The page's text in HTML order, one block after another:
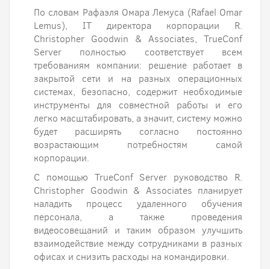
По словам Рафаэля Омара Лемуса (Rafael Omar
Lemus), IT директора корпорации R.
Christopher Goodwin & Associates, TrueConf
Server полностью соответствует всем
требованиям компании: решение работает в
закрытой сети и на разных операционных
системах, безопасно, содержит необходимые
инструменты для совместной работы и его
легко масштабировать, а значит, систему можно
будет расширять согласно постоянно
возрастающим потребностям самой
корпорации.
С помощью TrueConf Server руководство R.
Christopher Goodwin & Associates планирует
наладить процесс удаленного обучения
персонала, а также проведения
видеосовещаний и таким образом улучшить
взаимодействие между сотрудниками в разных
офисах и снизить расходы на командировки.